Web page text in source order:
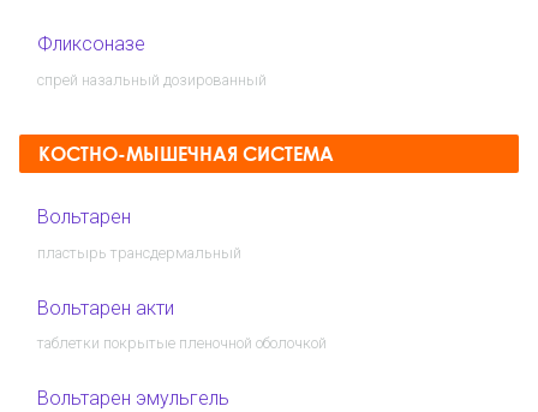
Фликсоназе
спрей назальный дозированный
КОСТНО-МЫШЕЧНАЯ СИСТЕМА
Вольтарен
пластырь трансдермальный
Вольтарен акти
таблетки покрытые пленочной оболочкой
Вольтарен эмульгель